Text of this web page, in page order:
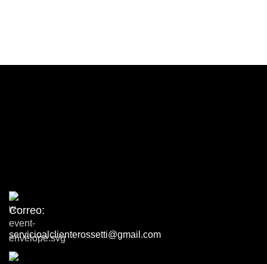
Correo:
servicioalclienterossetti@gmail.com